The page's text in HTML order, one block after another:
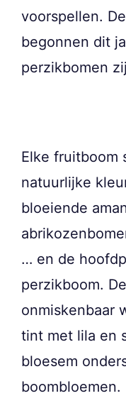
voorspellen.
begonnen dit
perzikbomen
Elke fruitboom
natuurlijke
bloeiende
… en de
perzikboom.
onmiskenbaar
tint met lila en
bloesem
boombloemen.